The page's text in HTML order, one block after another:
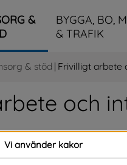
&
BYGGA, BO,
& TRAFIK
& stöd | Frivilligt arbete
och
för dig
inom
Vi använder kakor